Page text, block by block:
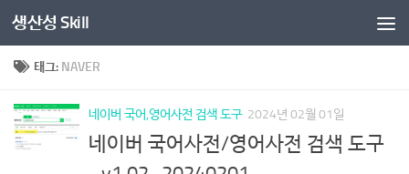
콘텐츠로 건너뛰기
생산성 Skill
태그: NAVER
네이버 국어,영어사전 검색 도구 2024년 02월 01일
네이버 국어사전/영어사전 검색 도구